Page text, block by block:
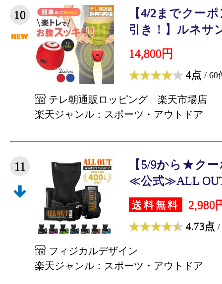
10
【4/2までクー
引き！】ルネサ
14,800円
4点 / 60
テレ朝通販ロッピング 楽天市場店
楽天ジャンル：スポーツ・アウトドア
11
【5/9から★ク
≪公式≫ALL
送料無料 2,980
4.73点 /
フィジカルデザイン
楽天ジャンル：スポーツ・アウトドア